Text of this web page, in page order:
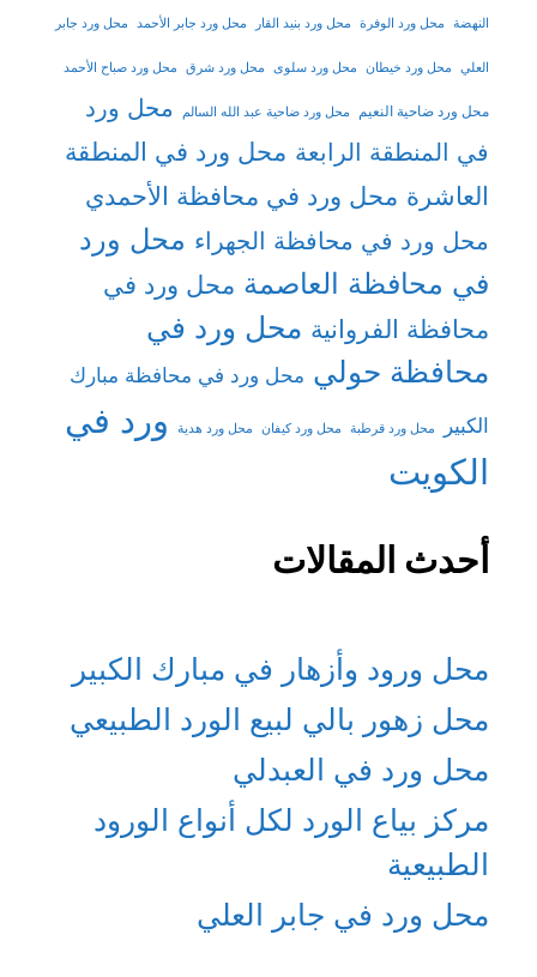
النهضة محل ورد الوفرة محل ورد بنيد القار محل ورد جابر الأحمد محل ورد جابر
العلي محل ورد خيطان محل ورد سلوى محل ورد شرق محل ورد صباح الأحمد
محل ورد ضاحية النعيم محل ورد ضاحية عبد الله السالم
محل ورد
في المنطقة الرابعة محل ورد في المنطقة
العاشرة محل ورد في محافظة الأحمدي
محل ورد في محافظة الجهراء محل ورد
في محافظة العاصمة محل ورد في
محافظة الفروانية محل ورد في
محافظة حولي محل ورد في محافظة مبارك
الكبير
محل ورد قرطبة محل ورد كيفان محل ورد هدية
ورد في
الكويت
أحدث المقالات
محل ورود وأزهار في مبارك الكبير
محل زهور بالي لبيع الورد الطبيعي
محل ورد في العبدلي
مركز بياع الورد لكل أنواع الورود
الطبيعية
محل ورد في جابر العلي